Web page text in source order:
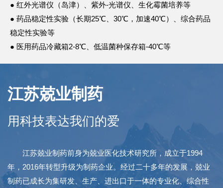
● 红外光谱仪（岛津）、紫外-光谱仪、生化霉菌培养等
● 药品稳定性实验（长期25℃、30℃，加速40℃）、综合药品
稳定性实验等
● 医用药品冷藏箱2-8℃、低温菌种保存箱-40℃等
江苏兢业制药
用科技表达我们的爱
江苏兢业制药前身为兢业医化技术研究所，成立于1994
年，2016年转型升级为制药企业。经过二十多年的发展，兢业
制药已成长为集研发、生产、进出口于一体的专业化、综合性